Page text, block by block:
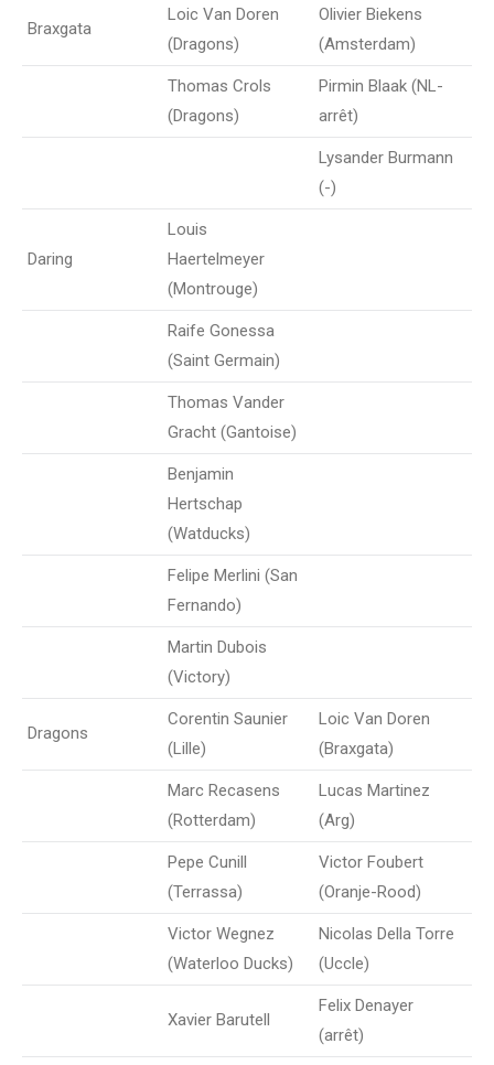
Braxgata
Loic Van Doren
(Dragons)
Olivier Biekens
(Amsterdam)
Thomas Crols
(Dragons)
Pirmin Blaak (NL-
arrêt)
Lysander Burmann
(-)
Daring
Louis
Haertelmeyer
(Montrouge)
Raife Gonessa
(Saint Germain)
Thomas Vander
Gracht (Gantoise)
Benjamin
Hertschap
(Watducks)
Felipe Merlini (San
Fernando)
Martin Dubois
(Victory)
Dragons
Corentin Saunier
(Lille)
Loic Van Doren
(Braxgata)
Marc Recasens
(Rotterdam)
Lucas Martinez
(Arg)
Pepe Cunill
(Terrassa)
Victor Foubert
(Oranje-Rood)
Victor Wegnez
(Waterloo Ducks)
Nicolas Della Torre
(Uccle)
Xavier Barutell
Felix Denayer
(arrêt)